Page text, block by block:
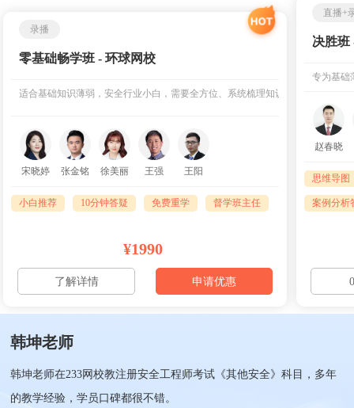
零基础畅学班 - 环球网校
录播
适合基础知识薄弱，安全行业小白，需要全方位、系统梳理知识点
宋晓婷 张金铭 徐美丽 王强 王阳
小白推荐 10分钟答疑 免费重学 督学班主任
¥1990
了解详情 申请优惠
决胜班
直播+
专为基础
赵春晓
思维导图
案例分析
韩坤老师
韩坤老师在233网校教注册安全工程师考试《其他安全》科目，多年
的教学经验，学员口碑都很不错。